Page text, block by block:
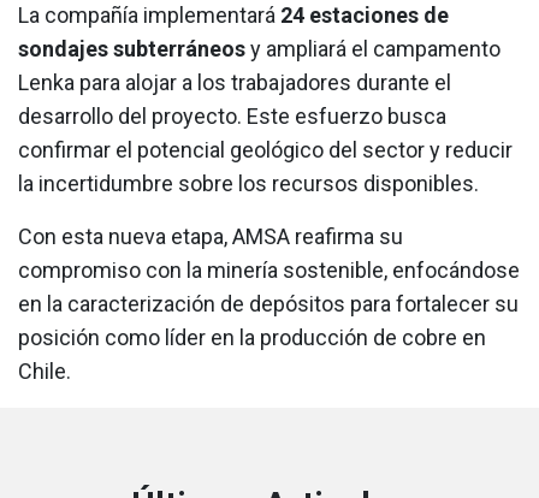
La compañía implementará 24 estaciones de
sondajes subterráneosy ampliará el campamento
Lenka para alojar a los trabajadores durante el
desarrollo del proyecto. Este esfuerzo busca
confirmar el potencial geológico del sector y reducir
la incertidumbre sobre los recursos disponibles.
Con esta nueva etapa, AMSA reafirma su
compromiso con la minería sostenible, enfocándose
en la caracterización de depósitos para fortalecer su
posición como líder en la producción de cobre en
Chile.